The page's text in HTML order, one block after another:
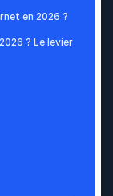
en 2026 ?
? Le levier